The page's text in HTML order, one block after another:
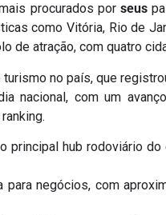
procurados por seus
como Vitória, Rio de
de atração, com quatro
no país, que
nacional, com um
principal hub rodoviário
para negócios, com